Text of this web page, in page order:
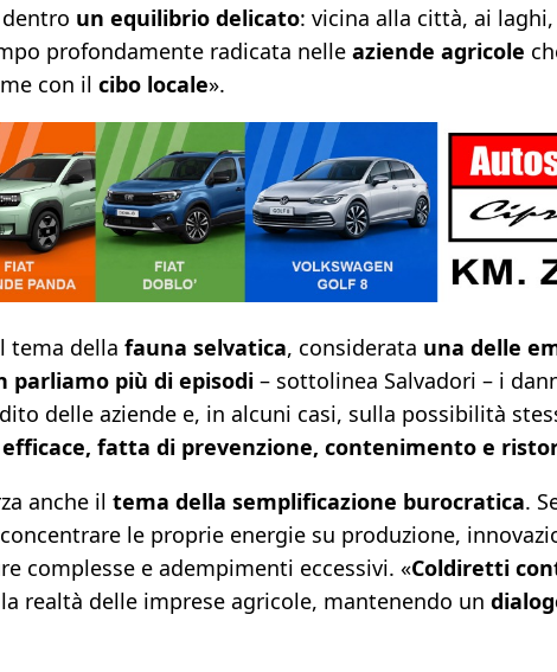
un equilibrio delicato: vicina alla città, ai
profondamente radicata nelle aziende agricole
con il cibo locale».
tema della fauna selvatica, considerata una delle
parliamo più di episodi – sottolinea Salvadori – i
delle aziende e, in alcuni casi, sulla possibilità
fatta di prevenzione, contenimento e
anche il tema della semplificazione burocratica.
le proprie energie su produzione,
complesse e adempimenti eccessivi. «Coldiretti
realtà delle imprese agricole, mantenendo un